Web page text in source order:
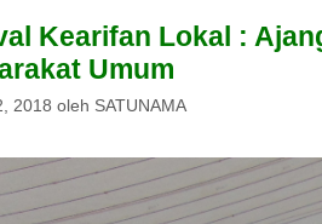
Kearifan Lokal :
Umum
2018 oleh SATUNAMA